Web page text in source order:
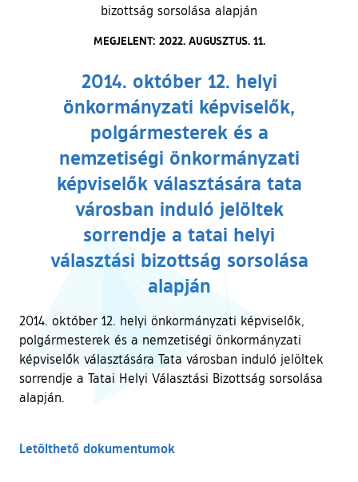
bizottság sorsolása alapján
MEGJELENT: 2022. AUGUSZTUS. 11.
2014. október 12. helyi
önkormányzati képviselők,
polgármesterek és a
nemzetiségi önkormányzati
képviselők választására tata
városban induló jelöltek
sorrendje a tatai helyi
választási bizottság sorsolása
alapján
2014. október 12. helyi önkormányzati képviselők,
polgármesterek és a nemzetiségi önkormányzati
képviselők választására Tata városban induló jelöltek
sorrendje a Tatai Helyi Választási Bizottság sorsolása
alapján.
Letölthető dokumentumok